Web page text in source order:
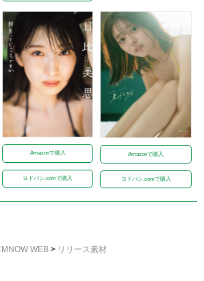
Amazonで購入
ヨドバシ.comで購入
Amazonで購入
ヨドバシ.comで購入
WEB> リリース素材